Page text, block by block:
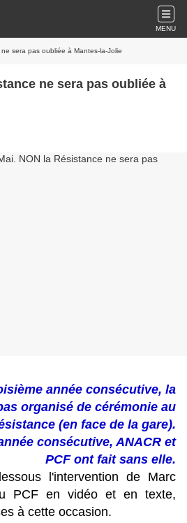
MENU
sera pas oubliée à Mantes-la-Jolie
ne sera pas oubliée à
année consécutive, la
organisé de cérémonie au
(en face de la gare).
consécutive, ANACR et
PCF ont fait sans elle.
l'intervention de Marc
PCF en vidéo et en texte,
à cette occasion.